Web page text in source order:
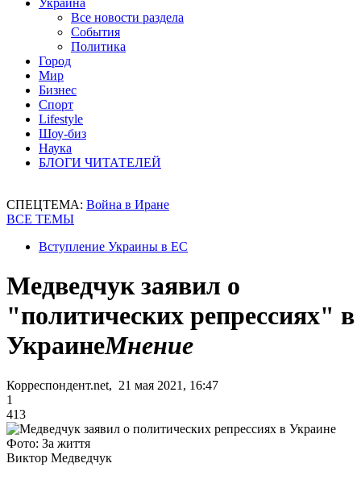
Украина
Все новости раздела
События
Политика
Город
Мир
Бизнес
Спорт
Lifestyle
Шоу-биз
Наука
БЛОГИ ЧИТАТЕЛЕЙ
СПЕЦТЕМА: Война в Иране
ВСЕ ТЕМЫ
Вступление Украины в ЕС
Медведчук заявил о
"политических репрессиях" в
УкраинеМнение
Корреспондент.net, 21 мая 2021, 16:47
1
413
Фото: За життя
Виктор Медведчук